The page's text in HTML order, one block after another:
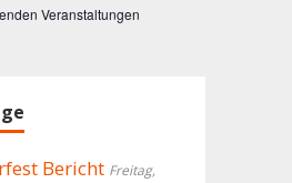
Veranstaltungen
Bericht Freitag,